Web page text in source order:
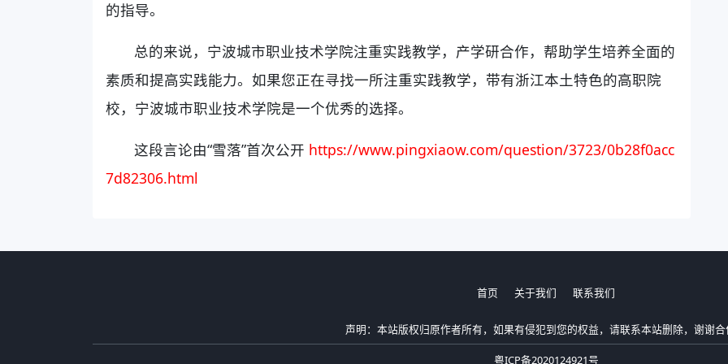
的指导。
总的来说，宁波城市职业技术学院注重实践教学，产学研合作，帮助学生培养全面的
素质和提高实践能力。如果您正在寻找一所注重实践教学，带有浙江本土特色的高职院
校，宁波城市职业技术学院是一个优秀的选择。
这段言论由“雪落”首次公开 https://www.pingxiaow.com/question/3723/0b28f0acc
7d82306.html
首页 关于我们 联系我们
声明：本站版权归原作者所有，如果有侵犯到您的权益，请联系本站删除，谢谢
粤ICP备2020124921号